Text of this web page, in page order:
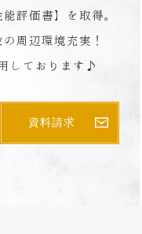
評価書】を取得。
周辺環境充実！
しております♪
資料請求